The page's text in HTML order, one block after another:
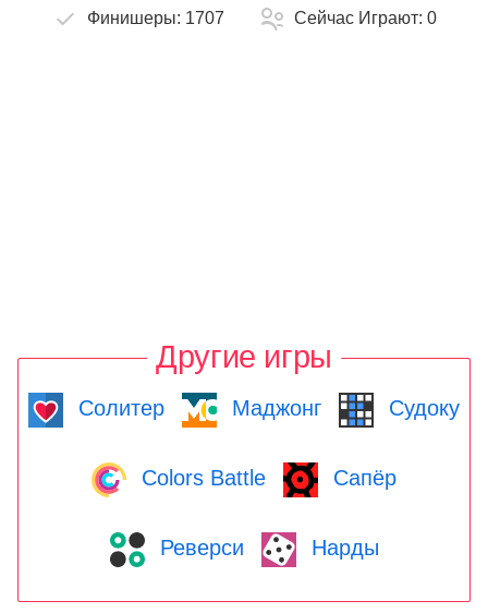
Финишеры: 1707 Сейчас Играют: 0
Другие игры
Солитер Маджонг Судоку
Colors Battle Сапёр
Реверси Нарды